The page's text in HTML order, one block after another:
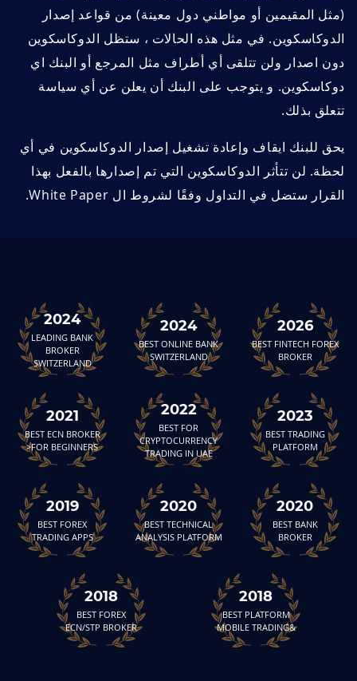
(مثل المقيمين أو مواطني دول معينة) من قواعد إصدار
الدوكاسكوين. في مثل هذه الحالات ، ستظل الدوكاسكوين
دون اصدار ولن تتلقى أي أطراف مثل المرجع أو البنك اي
دوكاسكوين. و يتوجب على البنك أن يعلن عن أي سياسة
تتعلق بذلك.
يحق للبنك ايقاف وإعادة تشغيل إصدار الدوكاسكوين في أي
لحظة. لن تتأثر الدوكاسكوين التي تم إصدارها بالفعل بهذا
القرار ستضل في التداول وفقًا لشروط ال White Paper.
2026
BEST FINTECH FOREX
BROKER
2024
BEST ONLINE BANK
SWITZERLAND
2024
LEADING BANK
BROKER
SWITZERLAND
2023
BEST TRADING
PLATFORM
2022
BEST FOR
CRYPTOCURRENCY
TRADING IN UAE
2021
BEST ECN BROKER
FOR BEGINNERS<
2020
BEST BANK
BROKER
2020
BEST TECHNICAL
ANALYSIS PLATFORM
2019
BEST FOREX
TRADING APPS
2018
BEST PLATFORM
&MOBILE TRADING
2018
BEST FOREX
ECN/STP BROKER